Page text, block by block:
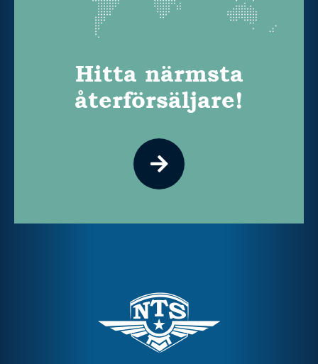
Hitta närmsta
återförsäljare!